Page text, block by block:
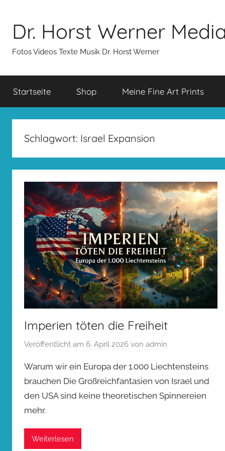
springen
Dr. Horst Werner Media
Fotos Videos Texte Musik Dr. Horst Werner
Startseite Shop Meine Fine Art Prints
Schlagwort: Israel Expansion
Imperien töten die Freiheit
Veröffentlicht am 6. April 2026 von admin
Warum wir ein Europa der 1.000 Liechtensteins
brauchen Die Großreichfantasien von Israel und
den USA sind keine theoretischen Spinnereien
mehr.
Weiterlesen